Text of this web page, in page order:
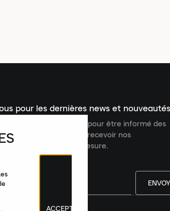
pour les dernières news et nouveautés
à la newsletter Laced pour être informé des
collections et recevoir nos
de produits sur mesure.
ACCEPTER